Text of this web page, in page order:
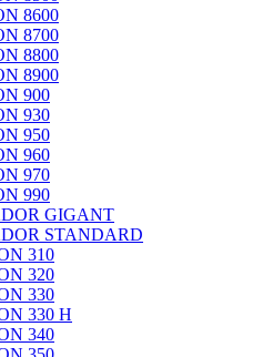
8600
8700
8800
8900
900
930
950
960
970
990
GIGANT
STANDARD
310
320
330
330 H
340